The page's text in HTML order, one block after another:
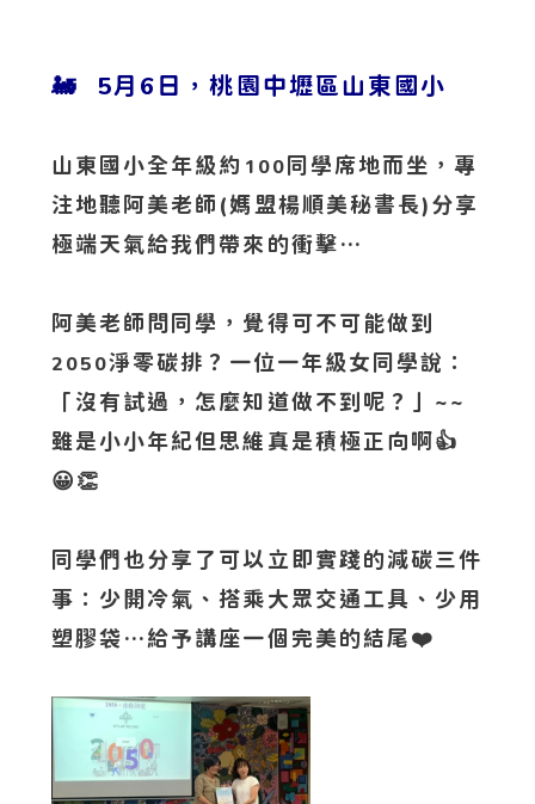
🚂 5月6日，桃園中壢區山東國小
山東國小全年級約 100 同學席地而坐，專
注地聽阿美老師(媽盟楊順美秘書長)分享
極端天氣給我們帶來的衝擊…
阿美老師問同學，覺得可不可能做到
2050淨零碳排？一位一年級女同學說：
「沒有試過，怎麼知道做不到呢？」~~
雖是小小年紀但思維真是積極正向啊👍
😀👏
同學們也分享了可以立即實踐的減碳三件
事：少開冷氣、搭乘大眾交通工具、少用
塑膠袋…給予講座一個完美的結尾❤️